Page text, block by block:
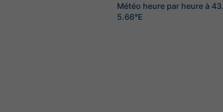
Météo heure par heure à
5.66°E